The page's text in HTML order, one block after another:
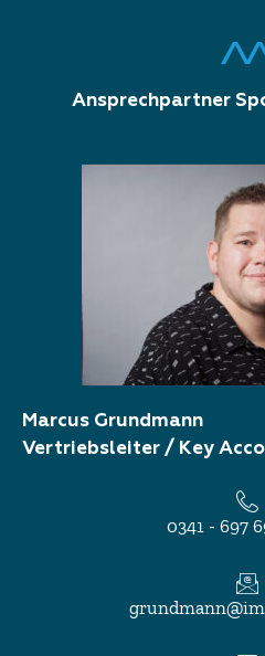
Ansprechpartner
Marcus Grundmann
Vertriebsleiter / Key
0341 - 697